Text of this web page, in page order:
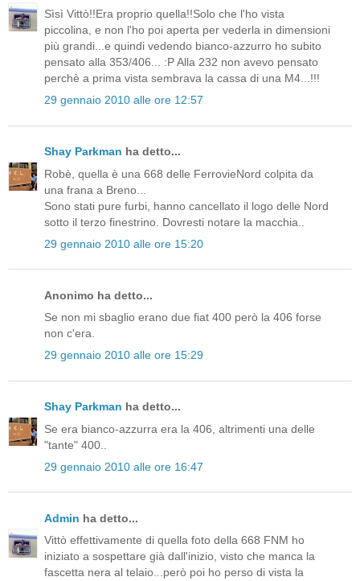
Sìsì Vittò!!Era proprio quella!!Solo che l'ho vista
piccolina, e non l'ho poi aperta per vederla in dimensioni
più grandi...e quindi vedendo bianco-azzurro ho subito
pensato alla 353/406... :P Alla 232 non avevo pensato
perchè a prima vista sembrava la cassa di una M4...!!!
29 gennaio 2010 alle ore 12:57
Shay Parkman ha detto...
Robè, quella è una 668 delle FerrovieNord colpita da
una frana a Breno...
Sono stati pure furbi, hanno cancellato il logo delle Nord
sotto il terzo finestrino. Dovresti notare la macchia..
29 gennaio 2010 alle ore 15:20
Anonimo ha detto...
Se non mi sbaglio erano due fiat 400 però la 406 forse
non c'era.
29 gennaio 2010 alle ore 15:29
Shay Parkman ha detto...
Se era bianco-azzurra era la 406, altrimenti una delle
"tante" 400..
29 gennaio 2010 alle ore 16:47
Admin ha detto...
Vittò effettivamente di quella foto della 668 FNM ho
iniziato a sospettare già dall'inizio, visto che manca la
fascetta nera al telaio...però poi ho perso di vista la